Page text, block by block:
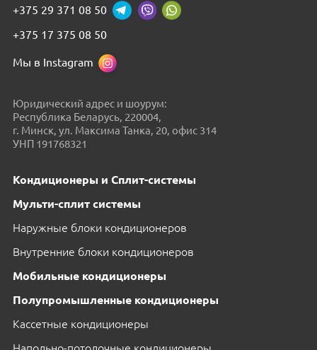
+375 29 371 08 50
+375 17 375 08 50
Мы в Instagram
Юридический адрес и шоурум:
Республика Беларусь, 220004,
г. Минск, ул. Максима Танка, 20, офис 314
УНП 191768321
Кондиционеры и Сплит-системы
Мульти-сплит системы
Наружные блоки кондиционеров
Внутренние блоки кондиционеров
Мобильные кондиционеры
Полупромышленные кондиционеры
Кассетные кондиционеры